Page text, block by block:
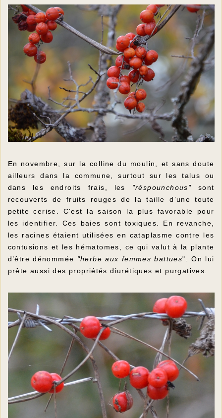
En novembre, sur la colline du moulin, et sans doute
ailleurs dans la commune, surtout sur les talus ou
dans les endroits frais, les "réspounchous" sont
recouverts de fruits rouges de la taille d’une toute
petite cerise. C'est la saison la plus favorable pour
les identifier. Ces baies sont toxiques. En revanche,
les racines étaient utilisées en cataplasme contre les
contusions et les hématomes, ce qui valut à la plante
d’être dénommée "herbe aux femmes battues". On lui
prête aussi des propriétés diurétiques et purgatives.